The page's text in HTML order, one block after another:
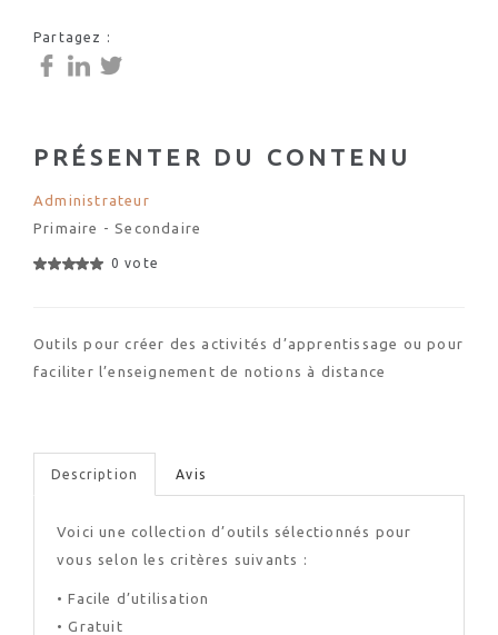
Partagez :
PRÉSENTER DU CONTENU
Administrateur
Primaire - Secondaire
0 vote
Outils pour créer des activités d’apprentissage ou pour
faciliter l’enseignement de notions à distance
Description Avis
Voici une collection d’outils sélectionnés pour
vous selon les critères suivants :
• Facile d’utilisation
• Gratuit